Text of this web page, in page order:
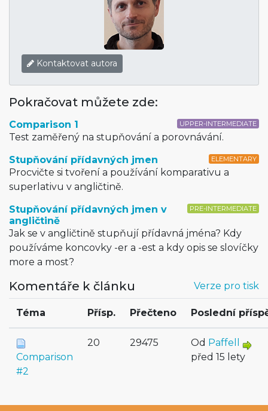
Kontaktovat autora
Pokračovat můžete zde:
UPPER-INTERMEDIATE
Comparison 1
Test zaměřený na stupňování a porovnávání.
ELEMENTARY
Stupňování přídavných jmen
Procvičte si tvoření a používání komparativu a
superlativu v angličtině.
PRE-INTERMEDIATE
Stupňování přídavných jmen v
angličtině
Jak se v angličtině stupňují přídavná jména? Kdy
používáme koncovky -er a -est a kdy opis se slovíčky
more a most?
Verze pro tisk
Komentáře k článku
Téma Přísp. Přečteno Poslední
Comparison
#2
20 29475 Od Paffell
před 15 lety